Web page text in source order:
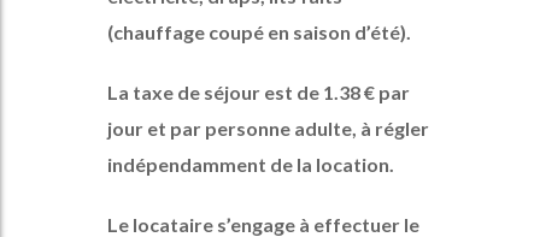
(chauffage coupé en saison d’été).
La taxe de séjour est de 1.38 € par
jour et par personne adulte, à régler
indépendamment de la location.
Le locataire s’engage à effectuer le